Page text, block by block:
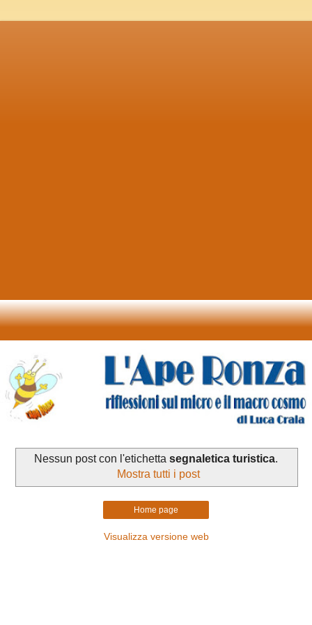
Nessun post con l'etichetta segnaletica turistica.
Mostra tutti i post
Home page
Visualizza versione web